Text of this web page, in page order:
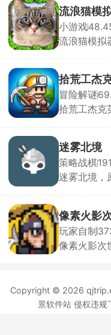
女，她们外
自由搭配阵
闯关自动战
机，解放双
流浪猫模
小游戏
流浪猫模拟
只渺小的流
机四伏的城
步惊心的流
拾荒工杰
冒险解谜
拾荒工杰克
星之间穿梭
牲畜、栽花
双手创造。
品、酿造药
迷雾北境
策略战棋
迷雾北境，
将你带入神
化身勇敢王
园、抵御入
座随机生成
兵种技能特
人特性巧妙
像素火影
玩家自制
像素火影次
灵去攻打眼
以随便选的
Copyright © 2026
景软件站 侵权违